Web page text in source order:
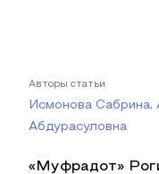
Авторы статьи
Исмонова
Абдурасуловна
«Муфрадот»